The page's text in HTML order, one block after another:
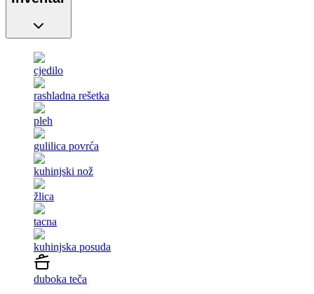
cjedilo
rashladna rešetka
pleh
gulilica povrća
kuhinjski nož
žlica
tacna
kuhinjska posuda
duboka teča